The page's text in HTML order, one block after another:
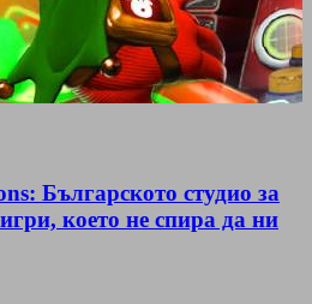
Българското студио за
което не спира да ни